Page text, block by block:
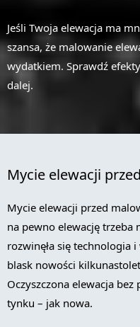
Jeśli Twoja elewacja ma
szansa, że malowanie
wydatkiem. Sprawdź
dalej.
Mycie elewacji
Mycie elewacji przed
na pewno elewację trzeba
rozwinęła się technologia
blask nowości
Oczyszczona elewacja
tynku – jak nowa.